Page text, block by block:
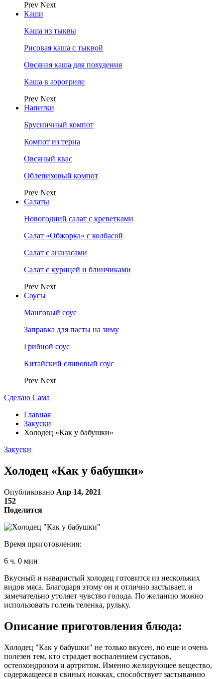
Prev Next
Каши
Каша из тыквы
Рисовая каша с тыквой
Овсяная каша для похудения
Каша в аэрогриле
Prev Next
Напитки
Брусничный компот
Компот из терна
Овсяный квас
Облепиховый компот
Prev Next
Салаты
Новогодний салат с креветками
Салат «Обжорка» с колбасой
Салат с ананасами
Салат с курицей и блинчиками
Prev Next
Соусы
Манговый соус
Заправка для пасты на зиму
Грибной соус
Китайский сливовый соус
Prev Next
Сделаю Сама
Главная
Закуски
Холодец «Как у бабушки»
Закуски
Холодец «Как у бабушки»
Опубликовано Апр 14, 2021
152
Поделится
Время приготовления:
6 ч. 0 мин
Вкусный и наваристый холодец готовится из нескольких
видов мяса. Благодаря этому он и отлично застывает, и
замечательно утоляет чувство голода. По желанию можно
использовать голень теленка, рульку.
Описание приготовления блюда:
Холодец "Как у бабушки" не только вкусен, но еще и очень
полезен тем, кто страдает воспалением суставов,
остеохондрозом и артритом. Именно желирующее вещество,
содержащееся в свиных ножках, способствует застыванию